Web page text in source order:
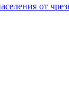
от